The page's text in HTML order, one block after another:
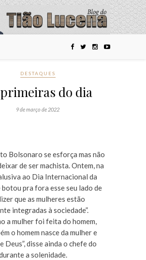
DESTAQUES
do dia
9 de março de 2022
Bolsonaro se esforça mas não
de ser machista. Ontem, na
ao Dia Internacional da
botou pra fora esse seu lado de
que as mulheres estão
integradas à sociedade”.
a mulher foi feita do homem,
o homem nasce da mulher e
Deus”, disse ainda o chefe do
a solenidade.